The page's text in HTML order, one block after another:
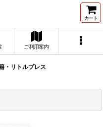
カート
ご利用案内
・リトルプレス